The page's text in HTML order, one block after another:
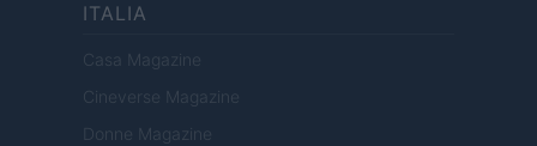
ITALIA
Casa Magazine
Cineverse Magazine
Donne Magazine